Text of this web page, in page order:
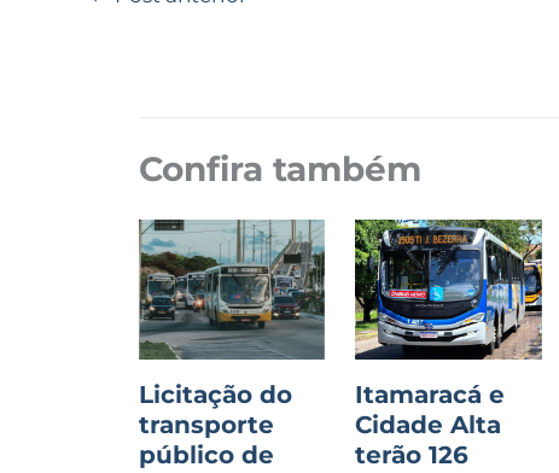
Confira também
Licitação do
transporte
público de
Itamaracá e
Cidade Alta
terão 126